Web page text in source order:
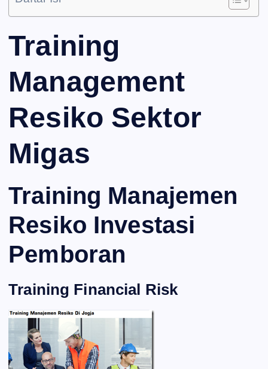
Training
Management
Resiko Sektor
Migas
Training Manajemen
Resiko Investasi
Pemboran
Training Financial Risk